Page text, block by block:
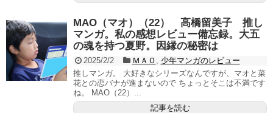
MAO（マオ）（22） 高橋留美子 推し
マンガ。私の感想レビュー備忘録。大五
の魂を持つ夏野。因縁の秘密は
2025/2/2 ＭＡＯ
少年マンガのレビュー
推しマンガ。 大好きなシリーズなんですが、マオと菜
花との恋バナが進まないので ちょっとそこは不満です
ね。 MAO（22）...
記事を読む